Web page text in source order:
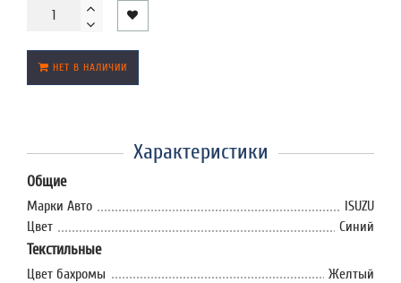
НЕТ В НАЛИЧИИ
Характеристики
Общие
Марки Авто
ISUZU
Цвет
Синий
Текстильные
Цвет бахромы Желтый